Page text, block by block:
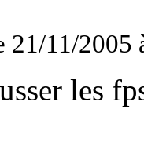
21/11/2005
les